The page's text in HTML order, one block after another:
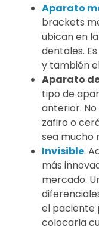
Aparato
brackets
ubican en
dentales.
y también
Aparato
tipo de
anterior.
zafiro o
sea mucho
Invisible.
más
mercado.
el paciente
colocarla